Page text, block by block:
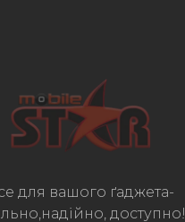
для вашого ґаджета-
доступно!